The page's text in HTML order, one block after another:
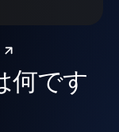
何です